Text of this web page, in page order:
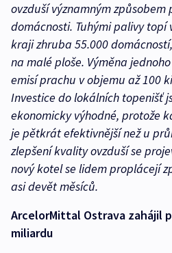
ovzduší významným
domácnosti. Tuhými palivy topí
kraji zhruba 55.000
na malé ploše. Výměna
emisí prachu v objemu až 100
Investice do lokálních topenišť
ekonomicky výhodné, protože
je pětkrát efektivnější než u
zlepšení kvality ovzduší se
nový kotel se lidem proplácejí
asi devět měsíců.
ArcelorMittal Ostrava zahájil
miliardu